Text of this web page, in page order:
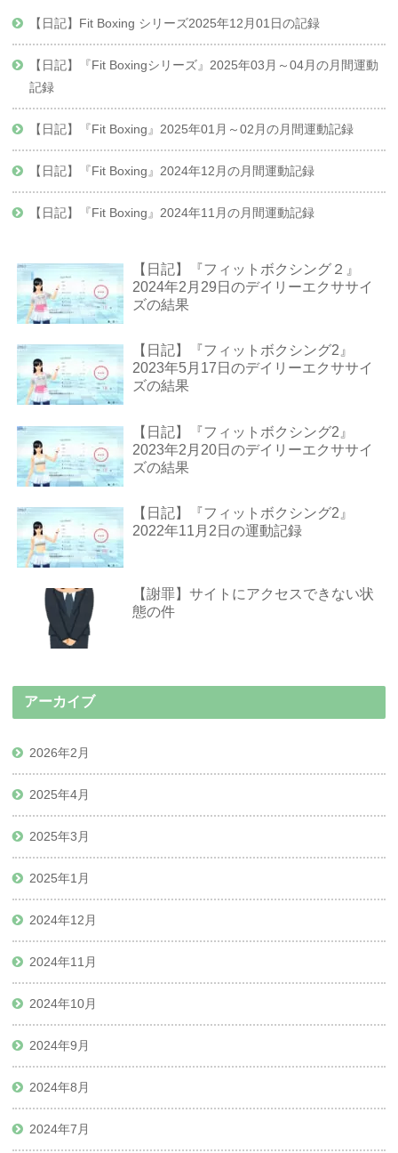
【日記】Fit Boxing シリーズ2025年12月01日の記録
【日記】『Fit Boxingシリーズ』2025年03月～04月の月間運動
記録
【日記】『Fit Boxing』2025年01月～02月の月間運動記録
【日記】『Fit Boxing』2024年12月の月間運動記録
【日記】『Fit Boxing』2024年11月の月間運動記録
【日記】『フィットボクシング２』
2024年2月29日のデイリーエクササイ
ズの結果
【日記】『フィットボクシング2』
2023年5月17日のデイリーエクササイ
ズの結果
【日記】『フィットボクシング2』
2023年2月20日のデイリーエクササイ
ズの結果
【日記】『フィットボクシング2』
2022年11月2日の運動記録
【謝罪】サイトにアクセスできない状
態の件
アーカイブ
2026年2月
2025年4月
2025年3月
2025年1月
2024年12月
2024年11月
2024年10月
2024年9月
2024年8月
2024年7月